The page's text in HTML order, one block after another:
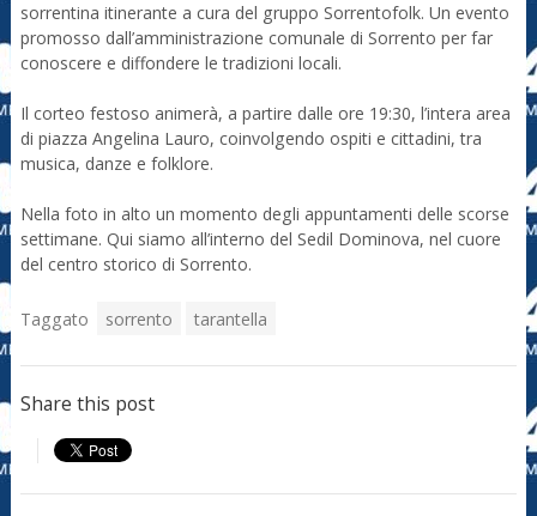
sorrentina itinerante a cura del gruppo Sorrentofolk. Un evento
promosso dall’amministrazione comunale di Sorrento per far
conoscere e diffondere le tradizioni locali.
Il corteo festoso animerà, a partire dalle ore 19:30, l’intera area
di piazza Angelina Lauro, coinvolgendo ospiti e cittadini, tra
musica, danze e folklore.
Nella foto in alto un momento degli appuntamenti delle scorse
settimane. Qui siamo all’interno del Sedil Dominova, nel cuore
del centro storico di Sorrento.
Taggato sorrento tarantella
Share this post